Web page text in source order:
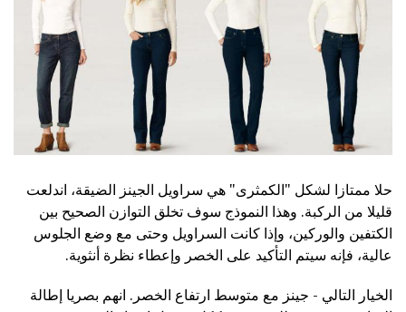
حلا ممتازا لشكل "الكمثرى" هي سراويل الجينز الضيقة، اندلعت
قليلا من الركبة. وهذا النموذج سوف تخلق التوازن الصحيح بين
الكتفين والوركين، وإذا كانت السراويل وحتى مع وضع الجلوس
عالية، فإنه سيتم التأكيد على الخصر وإعطاء نظرة أنثوية.
الخيار التالي - جينز مع متوسط ارتفاع الخصر. انهم بصريا إطالة